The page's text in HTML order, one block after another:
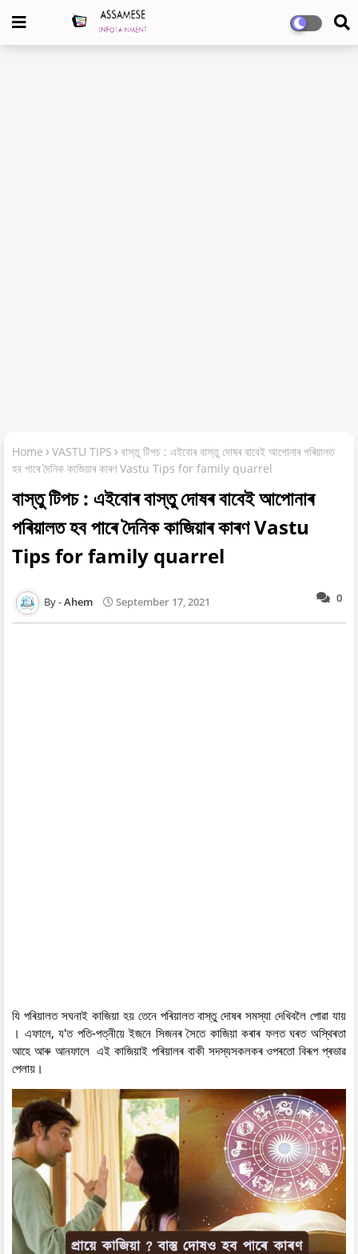
Home VASTU TIPS
বাস্তু টিপচ : এইবোৰ বাস্তু দোষৰ বাবেই আপোনাৰ পৰিয়ালত
হব পাৰে দৈনিক কাজিয়াৰ কাৰণ Vastu Tips for family quarrel
বাস্তু টিপচ : এইবোৰ বাস্তু দোষৰ বাবেই আপোনাৰ
পৰিয়ালত হব পাৰে দৈনিক কাজিয়াৰ কাৰণ Vastu
Tips for family quarrel
0
Ahem September 17, 2021
যি পৰিয়ালত সঘনাই কাজিয়া হয় তেনে পৰিয়ালত বাস্তু দোষৰ সমস্যা দেখিবলৈ পোৱা যায়
। এফালে, য'ত পতি-পত্নীয়ে ইজনে সিজনৰ সৈতে কাজিয়া কৰাৰ ফলত ঘৰত অস্থিৰতা
আহে আৰু আনফালে এই কাজিয়াই পৰিয়ালৰ বাকী সদস্যসকলকৰ ওপৰতো বিৰূপ প্ৰভাৱ
পেলায়।